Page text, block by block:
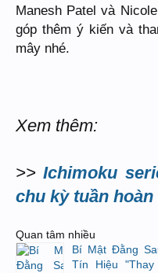
Manesh Patel và
góp thêm ý kiến và
mây nhé.
Xem thêm:
>>Ichimoku
chu kỳ tuần
Quan tâm nhiều
Bí Mật Đằng
Tín Hiệu